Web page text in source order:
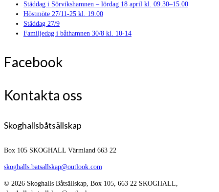
Städdag i Sörvikshamnen – lördag 18 april kl. 09.30–15.00
Höstmöte 27/11-25 kl. 19.00
Städdag 27/9
Familjedag i båthamnen 30/8 kl. 10-14
Facebook
Kontakta oss
Skoghallsbåtsällskap
Box 105 SKOGHALL Värmland 663 22
skoghalls.batsallskap@outlook.com
© 2026 Skoghalls Båtsällskap, Box 105, 663 22 SKOGHALL,